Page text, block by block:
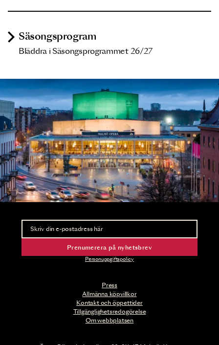
Säsongsprogram
Bläddra i Säsongsprogrammet 26/27
Press
Allmänna köpvillkor
Kontakt och öppettider
Tillgänglighetsredogörelse
Om webbplatsen
Nyhetsbrev
Ta del av förhandsinformation och biljettsläpp.
Prenumerera på nyhetsbrev
Personuppgiftspolicy